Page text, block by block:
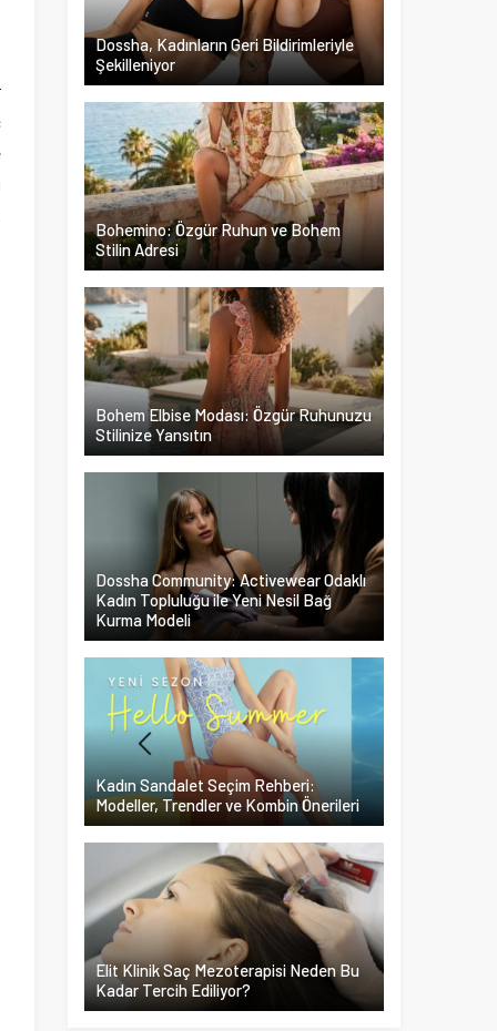
Dossha, Kadınların Geri Bildirimleriyle
Şekilleniyor
Bohemino: Özgür Ruhun ve Bohem
Stilin Adresi
Bohem Elbise Modası: Özgür Ruhunuzu
Stilinize Yansıtın
Dossha Community: Activewear Odaklı
Kadın Topluluğu ile Yeni Nesil Bağ
Kurma Modeli
Kadın Sandalet Seçim Rehberi:
Modeller, Trendler ve Kombin Önerileri
Elit Klinik Saç Mezoterapisi Neden Bu
Kadar Tercih Ediliyor?